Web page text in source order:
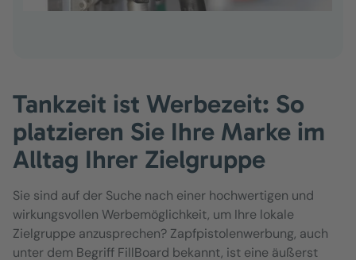
Tankzeit ist Werbezeit: So
platzieren Sie Ihre Marke im
Alltag Ihrer Zielgruppe
Sie sind auf der Suche nach einer hochwertigen und
wirkungsvollen Werbemöglichkeit, um Ihre lokale
Zielgruppe anzusprechen? Zapfpistolenwerbung, auch
unter dem Begriff FillBoard bekannt, ist eine äußerst